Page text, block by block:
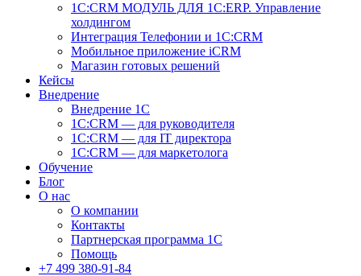
1С:CRM МОДУЛЬ ДЛЯ 1C:ERP. Управление
холдингом
Интеграция Телефонии и 1C:CRM
Мобильное приложение iCRM
Магазин готовых решений
Кейсы
Внедрение
Внедрение 1C
1С:CRM — для руководителя
1С:CRM — для IT директора
1С:CRM — для маркетолога
Обучение
Блог
О нас
О компании
Контакты
Партнерская программа 1С
Помощь
+7 499 380-91-84